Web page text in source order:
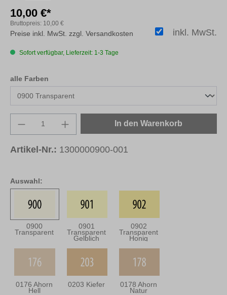
Auswahl:
0900
Transparent
0901
Transparent
Gelblich
0902
Transparent
Honig
0176 Ahorn
Hell
0203 Kiefer 0178 Ahorn
Natur
10,00 €*
Bruttopreis: 10,00 €
inkl. MwSt.
Preise inkl. MwSt. zzgl. Versandkosten
Sofort verfügbar, Lieferzeit: 1-3 Tage
alle Farben
Produkt Anzahl: Gib den gewünschten
In den Warenkorb
Artikel-Nr.: 1300000900-001